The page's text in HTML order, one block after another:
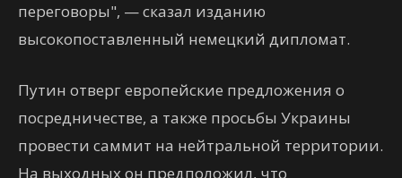
переговоры", — сказал изданию
высокопоставленный немецкий дипломат.
Путин отверг европейские предложения о
посредничестве, а также просьбы Украины
провести саммит на нейтральной территории.
На выходных он предположил, что